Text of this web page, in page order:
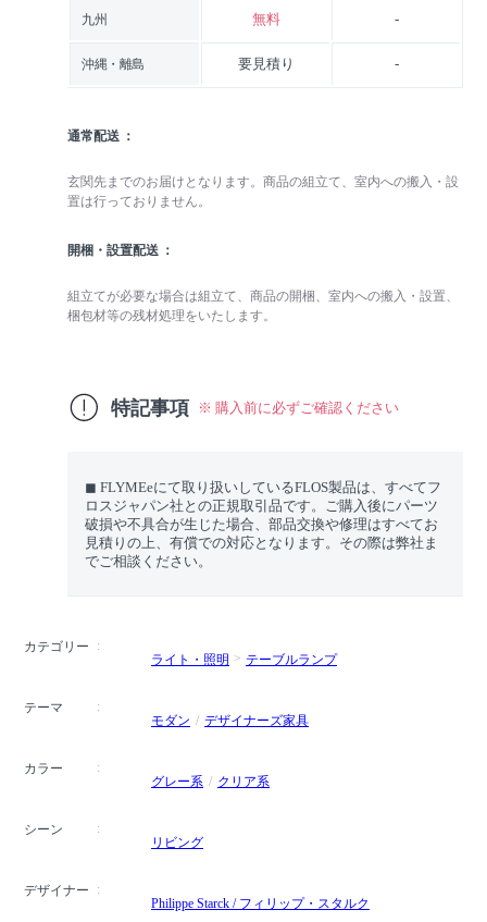
九州 無料 -
沖縄・離島 要見積り -
通常配送
玄関先までのお届けとなります。商品の組立て、室内への搬入・設
置は行っておりません。
開梱・設置配送
組立てが必要な場合は組立て、商品の開梱、室内への搬入・設置、
梱包材等の残材処理をいたします。
特記事項 ※ 購入前に必ずご確認ください
◼︎ FLYMEeにて取り扱いしているFLOS製品は、すべてフ
ロスジャパン社との正規取引品です。ご購入後にパーツ
破損や不具合が生じた場合、部品交換や修理はすべてお
見積りの上、有償での対応となります。その際は弊社ま
でご相談ください。
カテゴリー
ライト・照明
テーブルランプ
テーマ
モダン
デザイナーズ家具
カラー
グレー系
クリア系
シーン
リビング
デザイナー
Philippe Starck / フィリップ・スタルク